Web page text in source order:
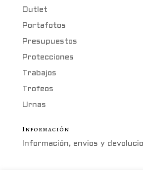
Outlet
Portafotos
Presupuestos
Protecciones
Trabajos
Trofeos
Urnas
Información
Información, envios y